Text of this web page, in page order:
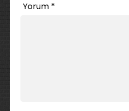
Yorum *